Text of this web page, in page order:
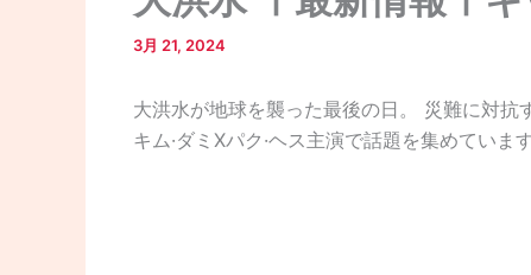
3月 21, 2024
大洪水が地球を襲った最後の日。 災難に対
キム·ダミXパク·ヘス主演で話題を集めていま